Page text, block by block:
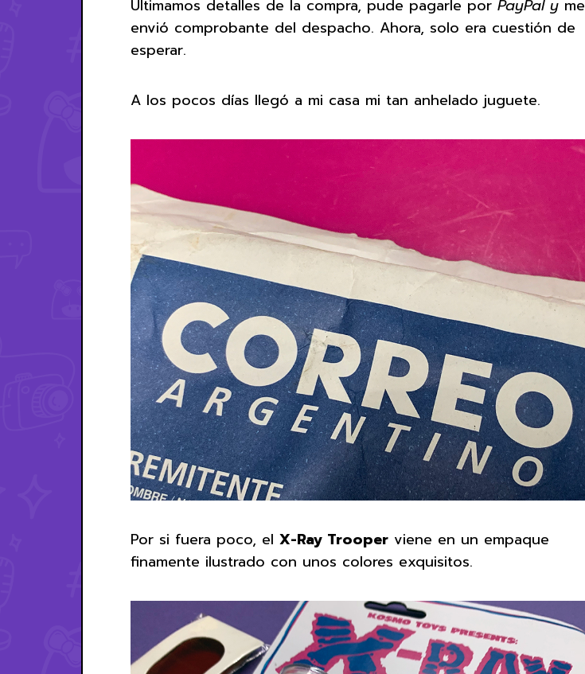
Ultimamos detalles de la compra, pude pagarle por PayPal y me
envió comprobante del despacho. Ahora, solo era cuestión de
esperar.
A los pocos días llegó a mi casa mi tan anhelado juguete.
Por si fuera poco, el X-Ray Trooper viene en un empaque
finamente ilustrado con unos colores exquisitos.